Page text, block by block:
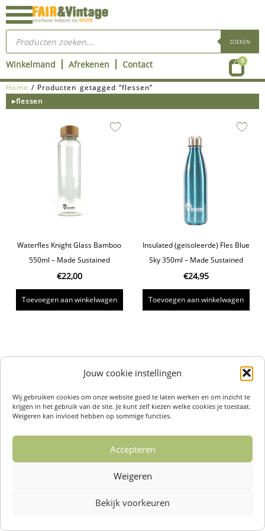
Jouw cookie instellingen
Wij gebruiken cookies om onze website goed te laten werken en om inzicht te
krijgen in het gebruik van de site. Je kunt zelf kiezen welke cookies je toestaat.
Weigeren kan invloed hebben op sommige functies.
Accepteren
Weigeren
Bekijk voorkeuren
Ga
naar
inhoud
Producten
zoeken ZOEKEN
Winkelmand Afrekenen Contact 0
Home / Producten getagged “flessen”
▸flessen
Waterfles Knight Glass Bamboo
550ml – Made Sustained
€22,00
Toevoegen aan winkelwagen
Insulated (geïsoleerde) Fles Blue
Sky 350ml – Made Sustained
€24,95
Toevoegen aan winkelwagen